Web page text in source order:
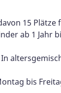
15
ab 1 Jahr
bis